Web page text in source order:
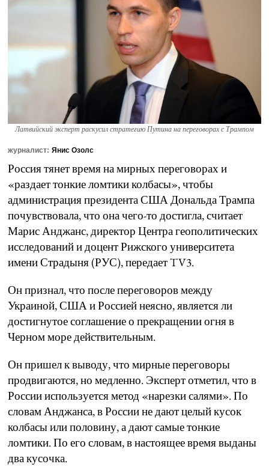
Латвийский эксперт раскусил стратегию Путина на переговорах с Трампом
журналист: Янис Озолс
Россия тянет время на мирных переговорах и
«раздает тонкие ломтики колбасы», чтобы
администрация президента США Дональда Трампа
почувствовала, что она чего-то достигла, считает
Марис Анджанс, директор Центра геополитических
исследований и доцент Рижского университета
имени Страдыня (РУС), передает TV3.
Он признал, что после переговоров между
Украиной, США и Россией неясно, является ли
достигнутое соглашение о прекращении огня в
Черном море действительным.
Он пришел к выводу, что мирные переговоры
продвигаются, но медленно. Эксперт отметил, что в
России используется метод «нарезки салями». По
словам Анджанса, в России не дают целый кусок
колбасы или половину, а дают самые тонкие
ломтики. По его словам, в настоящее время выданы
два кусочка.